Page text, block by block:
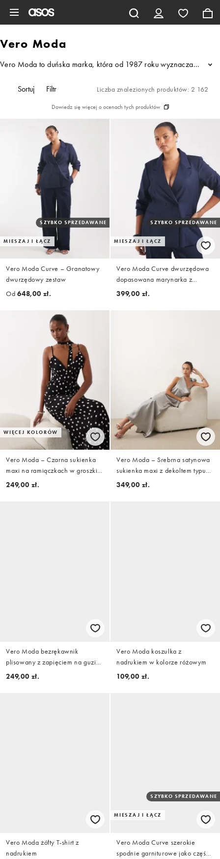
Vero Moda
Vero Moda to duńska marka, która od 1987 roku wyznacza ...
Sortuj Filtr Liczba znalezionych produktów: 2 162
Dowiedz się więcej o ocenach tych produktów
MIESZAJ I ŁĄCZ
SZYBKO SPRZEDAWANE
Vero Moda Curve – Granatowy
dwurzędowy zestaw
Od 648,00 zł.
MIESZAJ I ŁĄCZ
SZYBKO SPRZEDAWANE
Vero Moda Curve dwurzędowa
dopasowana marynarka z
zestawu w granatowym kolorze
399,00 zł.
WIĘCEJ KOLORÓW
Vero Moda – Czarna sukienka
maxi na ramiączkach w groszki z
ozdobnym szalikiem
249,00 zł.
Vero Moda – Srebrna satynowa
sukienka maxi z dekoltem typu
halter w kształcie litery U
349,00 zł.
Vero Moda bezrękawnik
plisowany z zapięciem na guziki
z przodu w kolorze białym
249,00 zł.
Vero Moda koszulka z
nadrukiem w kolorze różowym
109,00 zł.
Vero Moda żółty T-shirt z
nadrukiem
MIESZAJ I ŁĄCZ
SZYBKO SPRZEDAWANE
Vero Moda Curve szerokie
spodnie garniturowe jako część